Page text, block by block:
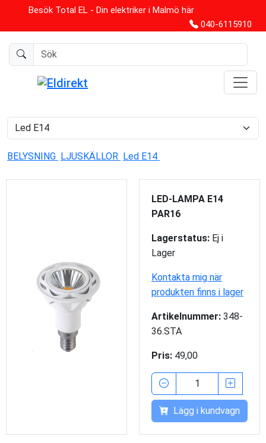
Besök Total EL - Din elektriker i Malmö här
040-6115910
BELYSNING LJUSKÄLLOR Led E14
LED-LAMPA E14
PAR16
Lagerstatus: Ej i
Lager
Kontakta mig när
produkten finns i lager
Artikelnummer: 348-
36.STA
Pris: 49,00
Lägg i kundvagn